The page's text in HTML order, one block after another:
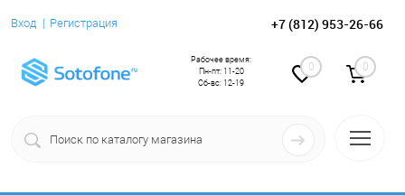
Вход Регистрация +7 (812) 953-26-66
0 0
Рабочее время:
Пн-пт: 11-20
Сб-вс: 12-19